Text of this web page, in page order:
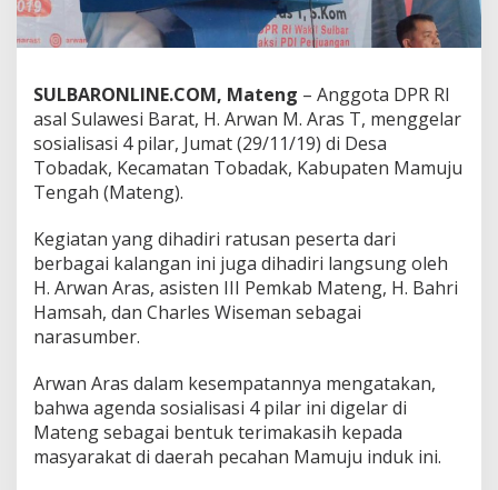
i
s
a
i
4
P
i
l
d
M
a
t
SULBARONLINE.COM, Mateng – Anggota DPR RI
asal Sulawesi Barat, H. Arwan M. Aras T, menggelar
sosialisasi 4 pilar, Jumat (29/11/19) di Desa
Tobadak, Kecamatan Tobadak, Kabupaten Mamuju
Tengah (Mateng).
Kegiatan yang dihadiri ratusan peserta dari
berbagai kalangan ini juga dihadiri langsung oleh
H. Arwan Aras, asisten III Pemkab Mateng, H. Bahri
Hamsah, dan Charles Wiseman sebagai
narasumber.
Arwan Aras dalam kesempatannya mengatakan,
bahwa agenda sosialisasi 4 pilar ini digelar di
Mateng sebagai bentuk terimakasih kepada
masyarakat di daerah pecahan Mamuju induk ini.